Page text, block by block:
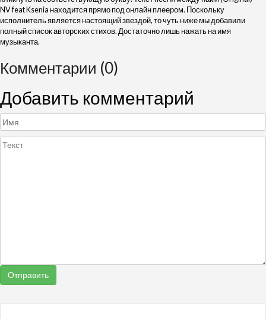
NV feat Ksenia находится прямо под онлайн плеером. Поскольку
исполнитель является настоящий звездой, то чуть ниже мы добавили
полный список авторских стихов. Достаточно лишь нажать на имя
музыканта.
Комментарии (0)
Добавить комментарий